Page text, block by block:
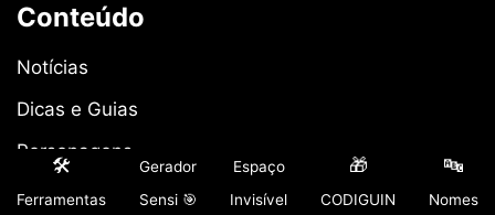
Conteúdo
Notícias
Dicas e Guias
Personagens
Armas
🛠️
Ferramentas
Gerador
Sensi 🎯
Espaço
Invisível
🎁
CODIGUIN
🔤
Nomes